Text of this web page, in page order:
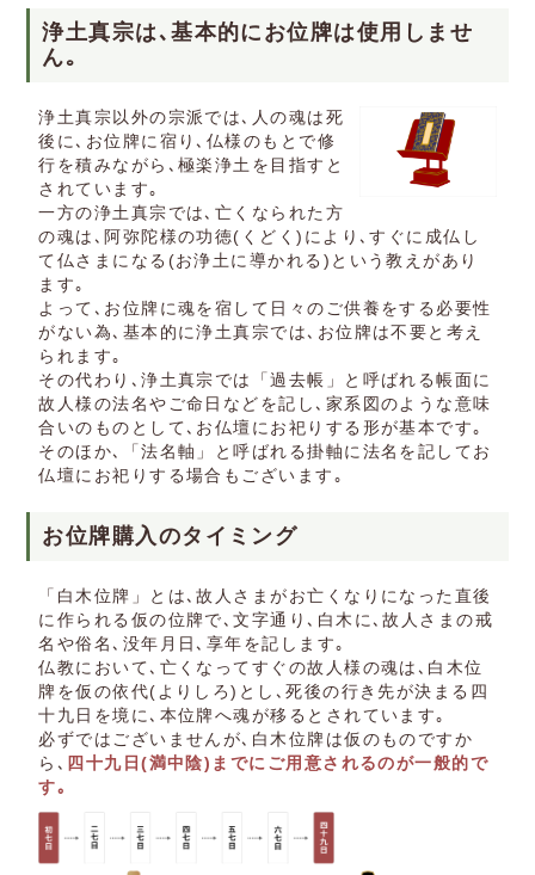
浄土真宗は､基本的にお位牌は使用しませ
ん｡
浄土真宗以外の宗派では､人の魂は死
後に､お位牌に宿り､仏様のもとで修
行を積みながら､極楽浄土を目指すと
されています｡
一方の浄土真宗では､亡くなられた方
の魂は､阿弥陀様の功徳(くどく)により､すぐに成仏し
て仏さまになる(お浄土に導かれる)という教えがあり
ます｡
よって､お位牌に魂を宿して日々のご供養をする必要性
がない為､基本的に浄土真宗では､お位牌は不要と考え
られます｡
その代わり､浄土真宗では「過去帳」と呼ばれる帳面に
故人様の法名やご命日などを記し､家系図のような意味
合いのものとして､お仏壇にお祀りする形が基本です｡
そのほか､「法名軸」と呼ばれる掛軸に法名を記してお
仏壇にお祀りする場合もございます｡
お位牌購入のタイミング
「白木位牌」とは､故人さまがお亡くなりになった直後
に作られる仮の位牌で､文字通り､白木に､故人さまの戒
名や俗名､没年月日､享年を記します｡
仏教において､亡くなってすぐの故人様の魂は､白木位
牌を仮の依代(よりしろ)とし､死後の行き先が決まる四
十九日を境に､本位牌へ魂が移るとされています｡
必ずではございませんが､白木位牌は仮のものですか
ら､ 四十九日(満中陰)までにご用意されるのが一般的で
す｡